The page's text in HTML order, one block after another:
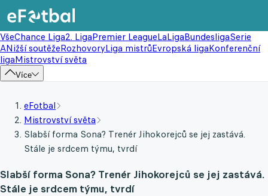
VšeChance Liga2. LigaPremier LeagueLaLigaBundesligaSerie
ANižší soutěžeRozhovoryLiga mistrůEvropská ligaKonferenční
ligaMistrovství světa
Více
eFotbal
Mistrovství světa
Slabší forma Sona? Trenér Jihokorejců se jej zastává.
Stále je srdcem týmu, tvrdí
Slabší forma Sona? Trenér Jihokorejců se jej zastává.
Stále je srdcem týmu, tvrdí